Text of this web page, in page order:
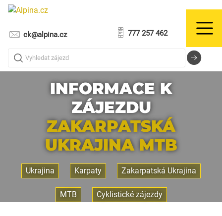
ck@alpina.cz 777 257 462
Vyhledat zájezd
INFORMACE K
ZÁJEZDU
ZAKARPATSKÁ
UKRAJINA MTB
Ukrajina Karpaty Zakarpatská Ukrajina
MTB Cyklistické zájezdy